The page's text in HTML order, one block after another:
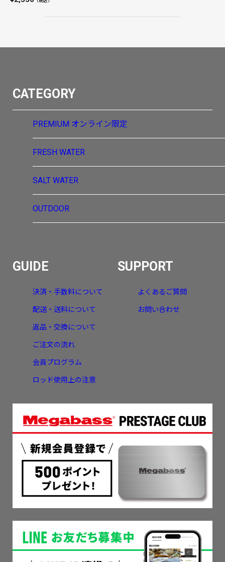
CATEGORY
PREMIUM オンライン限定
FRESH WATER
SALT WATER
OUTDOOR
GUIDE
決済・手数料について
配送・送料について
返品・交換について
ご注文の流れ
会員プログラム
ロッド使用上の注意
SUPPORT
よくあるご質問
お問い合わせ